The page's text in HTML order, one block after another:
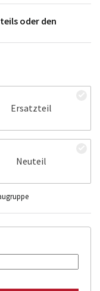
oder den
Ersatzteil
Neuteil